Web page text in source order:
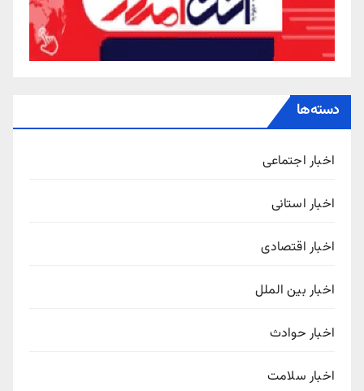
دسته‌ها
اخبار اجتماعی
اخبار استانی
اخبار اقتصادی
اخبار بین الملل
اخبار حوادث
اخبار سلامت